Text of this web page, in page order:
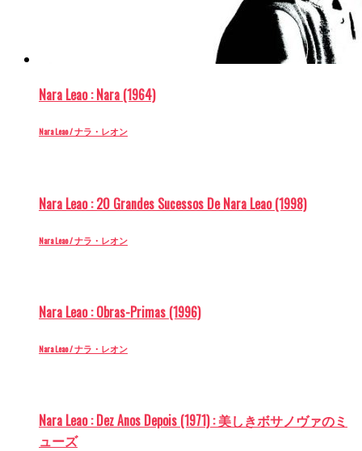
Nara Leao : Nara (1964)
Nara Leao / ナラ・レオン
Nara Leao : 20 Grandes Sucessos De Nara Leao (1998)
Nara Leao / ナラ・レオン
Nara Leao : Obras-Primas (1996)
Nara Leao / ナラ・レオン
Nara Leao : Dez Anos Depois (1971) : 美しきボサノヴァのミ
ューズ